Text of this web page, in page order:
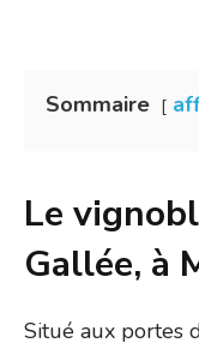
Sommaire
Le
Gallée, à
Situé aux portes